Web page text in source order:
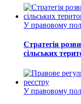
У правовому
Стратегія
сільських
У правовому